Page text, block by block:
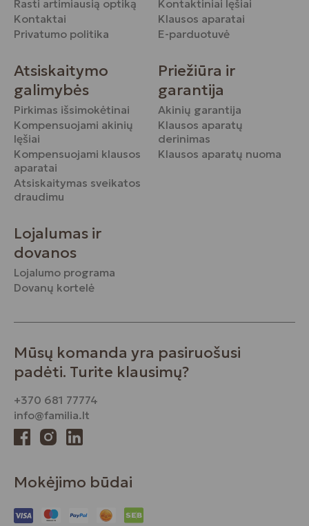
Rasti artimiausią optiką
Kontaktai
Privatumo politika
Kontaktiniai lęšiai
Klausos aparatai
E-parduotuvė
Atsiskaitymo
galimybės
Pirkimas išsimokėtinai
Kompensuojami akinių
lęšiai
Kompensuojami klausos
aparatai
Atsiskaitymas sveikatos
draudimu
Priežiūra ir
garantija
Akinių garantija
Klausos aparatų
derinimas
Klausos aparatų nuoma
Lojalumas ir
dovanos
Lojalumo programa
Dovanų kortelė
Mūsų komanda yra pasiruošusi
padėti. Turite klausimų?
+370 681 77774
info@familia.lt
Mokėjimo būdai